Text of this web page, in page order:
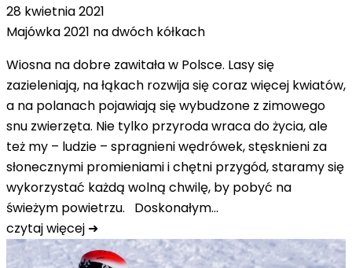
28 kwietnia 2021
Majówka 2021 na dwóch kółkach
Wiosna na dobre zawitała w Polsce. Lasy się
zazieleniają, na łąkach rozwija się coraz więcej kwiatów,
a na polanach pojawiają się wybudzone z zimowego
snu zwierzęta. Nie tylko przyroda wraca do życia, ale
też my – ludzie – spragnieni wędrówek, stęsknieni za
słonecznymi promieniami i chętni przygód, staramy się
wykorzystać każdą wolną chwilę, by pobyć na
świeżym powietrzu. Doskonałym…
czytaj więcej ➜